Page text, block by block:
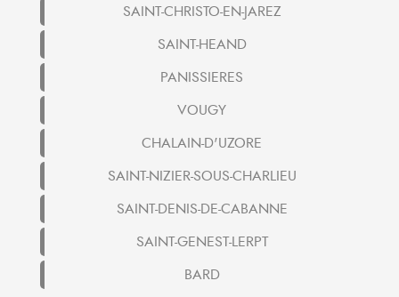
SAINT-CHRISTO-EN-JAREZ
SAINT-HEAND
PANISSIERES
VOUGY
CHALAIN-D'UZORE
SAINT-NIZIER-SOUS-CHARLIEU
SAINT-DENIS-DE-CABANNE
SAINT-GENEST-LERPT
BARD